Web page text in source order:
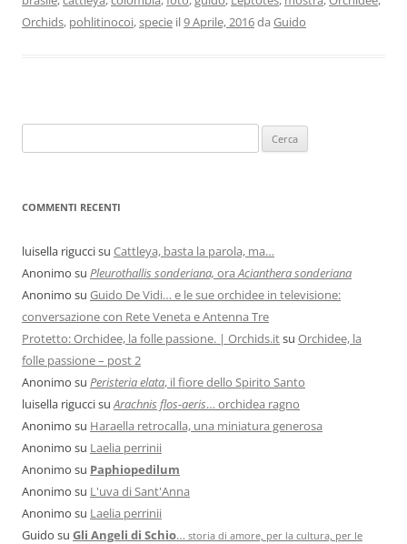
Orchids, pohlitinocoi,specie il9 Aprile, 2016da Guido
COMMENTI RECENTI
luisella riguccisu Cattleya, basta la parola, ma…
Anonimo su Pleurothallis sonderiana, oraAcianthera sonderiana
Anonimo su Guido De Vidi… e le sue orchidee in televisione:
conversazione con Rete Veneta e Antenna Tre
Protetto: Orchidee, la folle passione. | Orchids.itsu Orchidee, la
folle passione – post 2
Anonimo su Peristeria elata, il fiore dello Spirito Santo
luisella riguccisuArachnis flos-aeris… orchidea ragno
Anonimo su Haraella retrocalla, una miniatura generosa
Anonimo su Laelia perrinii
Anonimo su Paphiopedilum
Anonimo su L'uva di Sant'Anna
Anonimo su Laelia perrinii
Guido su Gli Angeli di Schio… storia di amore, per la cultura, per le